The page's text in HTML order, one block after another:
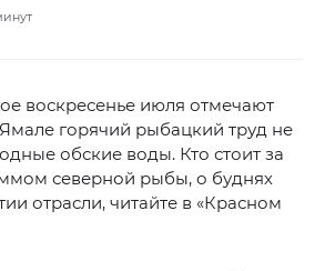
воскресенье июля отмечают
горячий рыбацкий труд не
обские воды. Кто стоит за
северной рыбы, о буднях
отрасли, читайте в «Красном